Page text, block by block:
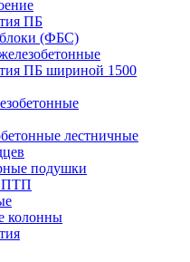
ПБ
(ФБС)
ПБ шириной 1500
лестничные
подушки
ПТП
колонны